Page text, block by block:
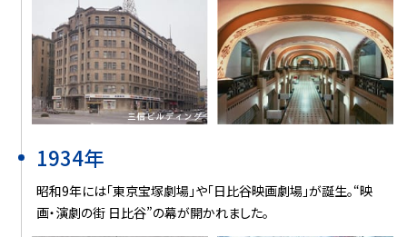
1934年
昭和9年には「東京宝塚劇場」や「日比谷映画劇場」が誕生。“映
画・演劇の街 日比谷”の幕が開かれました。